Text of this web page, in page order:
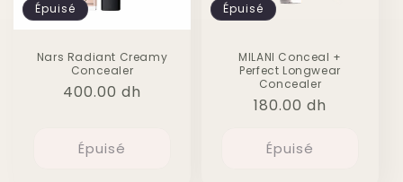
Épuisé
Nars Radiant Creamy
Concealer
Prix
400.00 dh
Épuisé
Épuisé
MILANI Conceal +
Perfect Longwear
Concealer
Prix
180.00 dh
Épuisé